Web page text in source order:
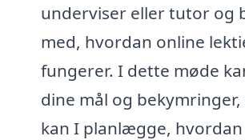
underviser eller tutor og
med, hvordan online
fungerer. I dette møde
dine mål og
kan I planlægge,